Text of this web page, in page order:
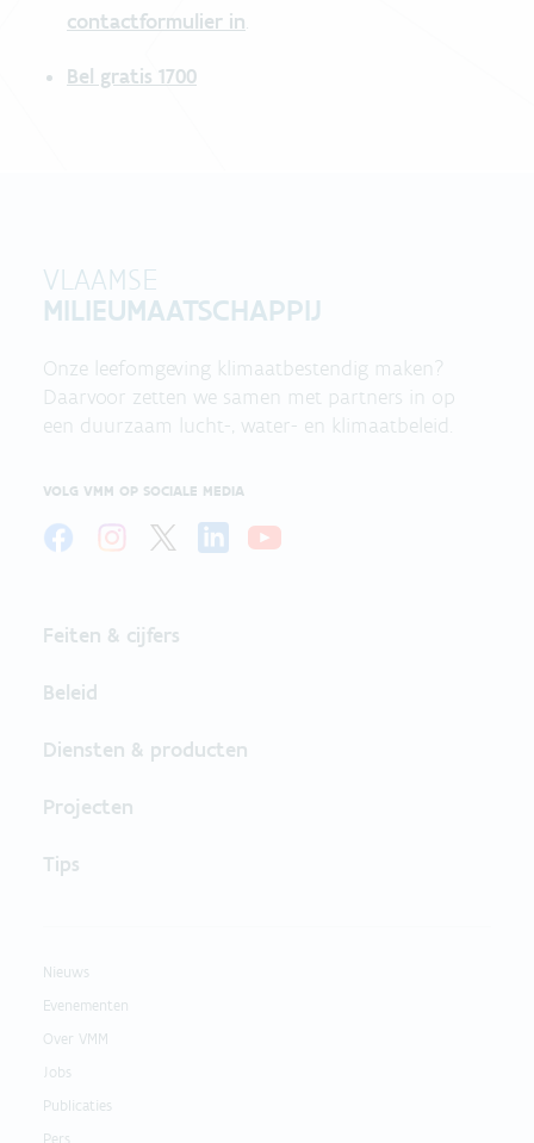
contactformulier in.
Bel gratis 1700
VLAAMSE
MILIEUMAATSCHAPPIJ
Onze leefomgeving klimaatbestendig maken?
Daarvoor zetten we samen met partners in op
een duurzaam lucht-, water- en klimaatbeleid.
VOLG VMM OP SOCIALE MEDIA
Feiten & cijfers
Beleid
Diensten & producten
Projecten
Tips
Nieuws
Evenementen
Over VMM
Jobs
Publicaties
Pers